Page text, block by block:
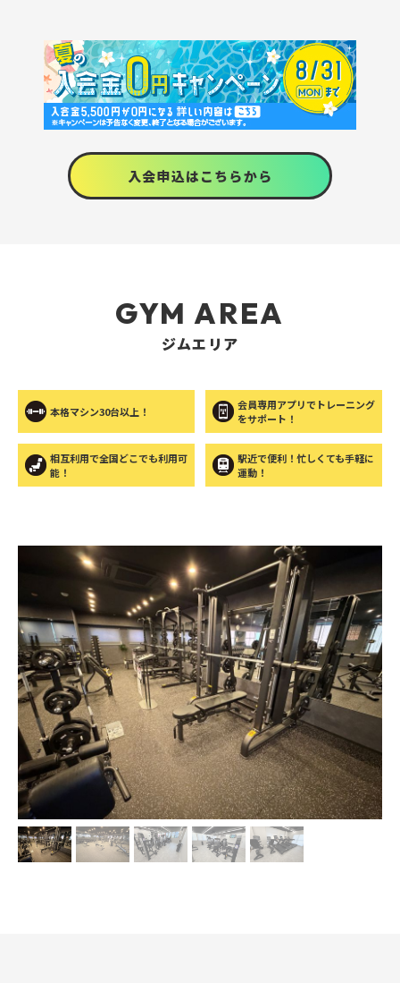
入会申込はこちらから
GYM AREA
ジムエリア
本格マシン30台以上！
会員専用アプリでトレーニング
をサポート！
相互利用で全国どこでも利用可
能！
駅近で便利！忙しくても手軽に
運動！